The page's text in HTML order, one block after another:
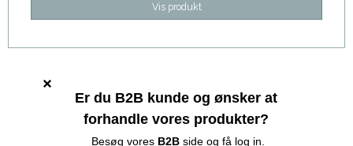
Vis produkt